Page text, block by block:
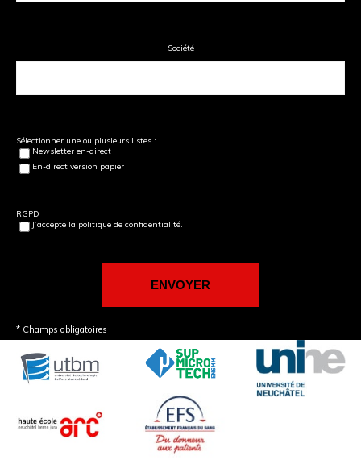
Société
Sélectionner une ou plusieurs listes :
Newsletter en-direct
En-direct version papier
RGPD
J’accepte la politique de confidentialité.
* Champs obligatoires